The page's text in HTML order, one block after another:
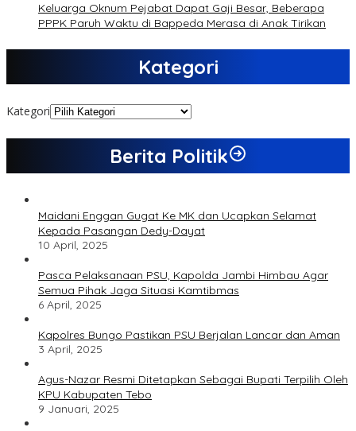
Keluarga Oknum Pejabat Dapat Gaji Besar, Beberapa
PPPK Paruh Waktu di Bappeda Merasa di Anak Tirikan
Kategori
Kategori
Berita Politik
Maidani Enggan Gugat Ke MK dan Ucapkan Selamat
Kepada Pasangan Dedy-Dayat
10 April, 2025
Pasca Pelaksanaan PSU, Kapolda Jambi Himbau Agar
Semua Pihak Jaga Situasi Kamtibmas
6 April, 2025
Kapolres Bungo Pastikan PSU Berjalan Lancar dan Aman
3 April, 2025
Agus-Nazar Resmi Ditetapkan Sebagai Bupati Terpilih Oleh
KPU Kabupaten Tebo
9 Januari, 2025